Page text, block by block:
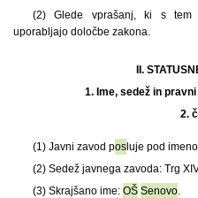
(2) Glede vprašanj, ki s tem
uporabljajo določbe zakona.
II.
1. Ime, sedež in
2.
(1) Javni zavod posluje pod
(2) Sedež javnega zavoda: Trg
(3) Skrajšano ime: OŠ Senovo.